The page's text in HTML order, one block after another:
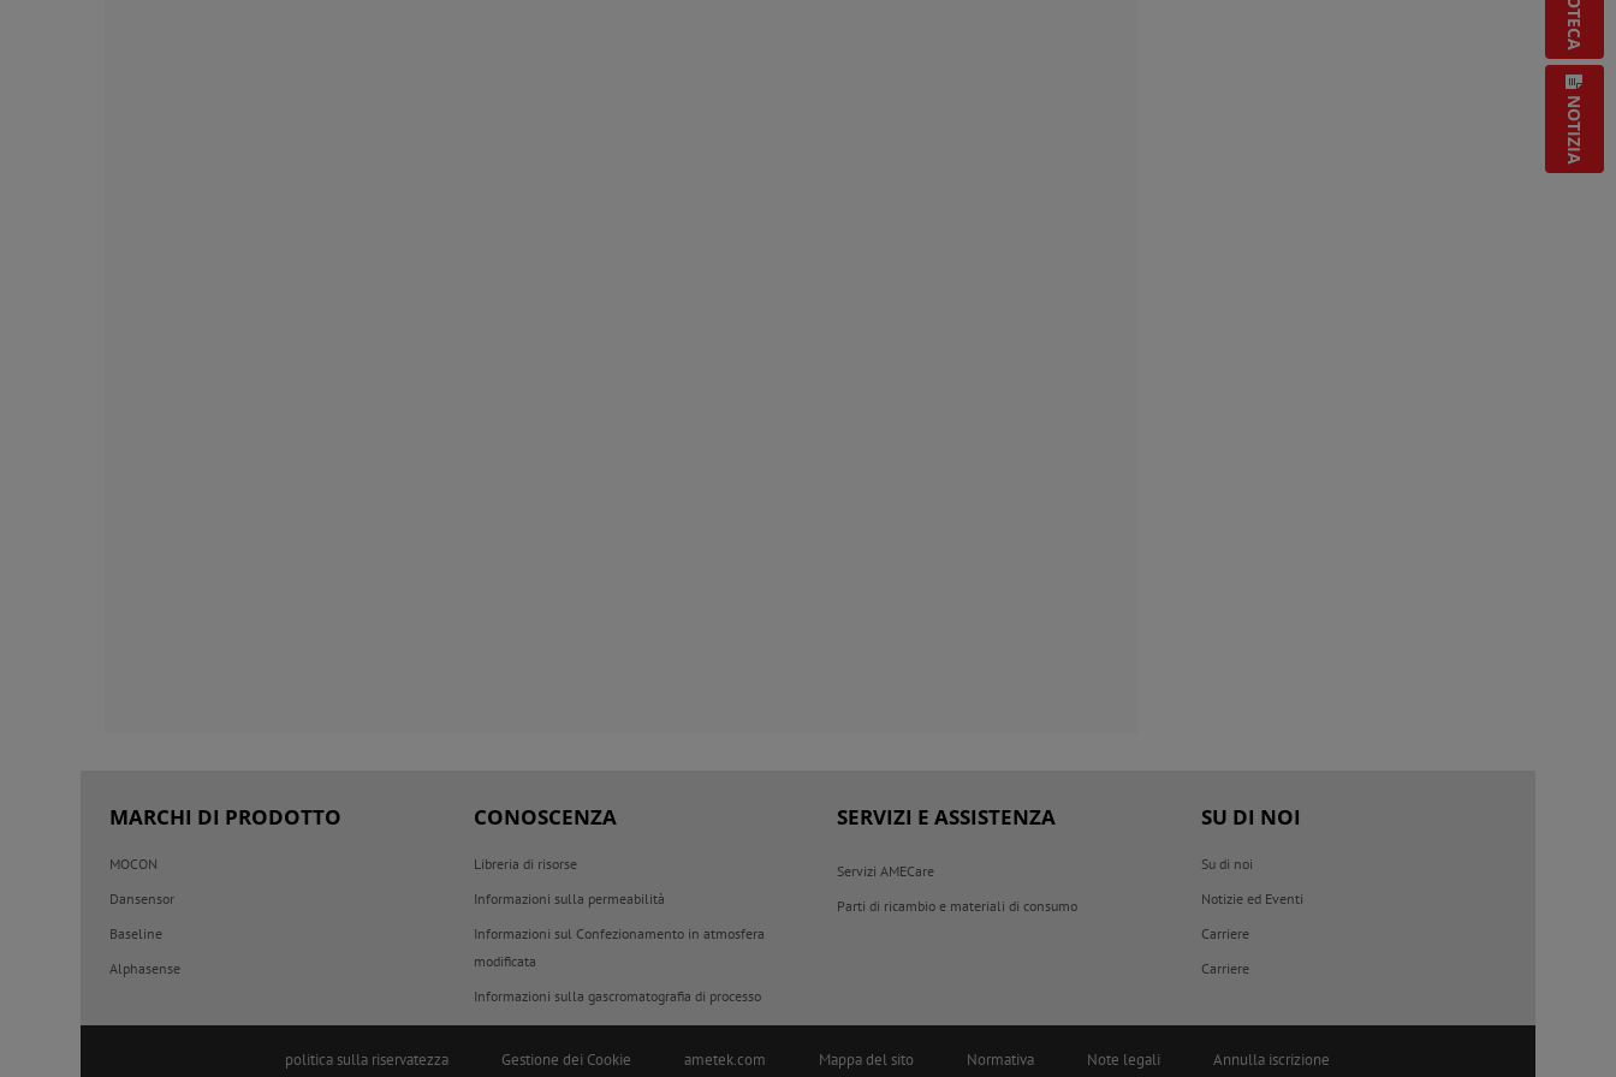
NOTIZIA
MARCHI DI PRODOTTO
MOCON
Dansensor
Baseline
Alphasense
CONOSCENZA
Libreria di risorse
Informazioni sulla permeabilità
Informazioni sul Confezionamento in atmosfera
modificata
Informazioni sulla gascromatografia di processo
SERVIZI E ASSISTENZA
Servizi AMECare
Parti di ricambio e materiali di consumo
SU DI NOI
Su di noi
Notizie ed Eventi
Carriere
Carriere
politica sulla riservatezza Gestione dei Cookie ametek.com Mappa del sito Normativa Note legali Annulla iscrizione